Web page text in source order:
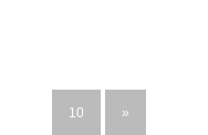
10 »